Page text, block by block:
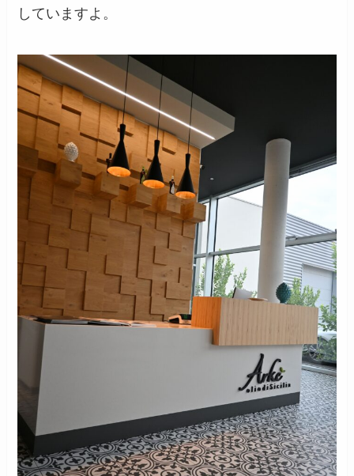
していますよ。